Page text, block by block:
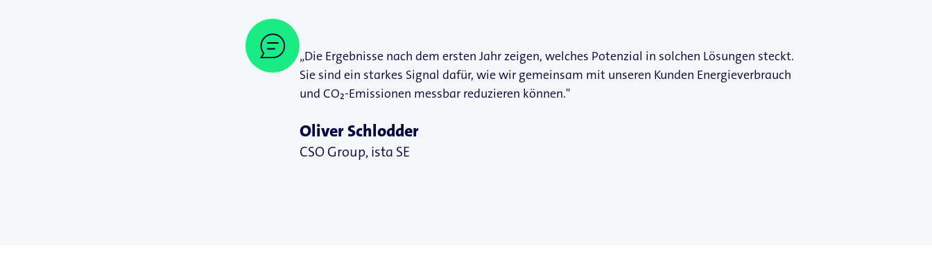
„Die Ergebnisse nach dem ersten Jahr zeigen, welches Potenzial in solchen Lösungen steckt.
Sie sind ein starkes Signal dafür, wie wir gemeinsam mit unseren Kunden Energieverbrauch
und CO₂-Emissionen messbar reduzieren können."
Oliver Schlodder
CSO Group, ista SE